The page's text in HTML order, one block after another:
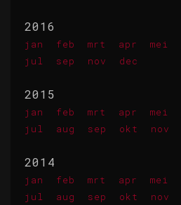
2016
jan feb mrt apr mei
jul
sep nov dec
2015
jan feb mrt apr mei
jul
aug sep okt nov
2014
jan feb mrt apr mei
jul
aug sep okt nov